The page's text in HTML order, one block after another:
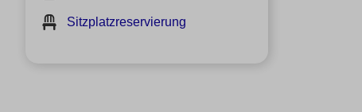
Sitzplatzreservierung